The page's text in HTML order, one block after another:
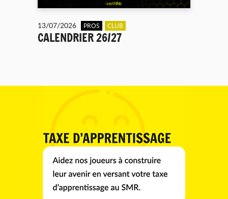
13/07/2026 PROS CLUB
CALENDRIER 26/27